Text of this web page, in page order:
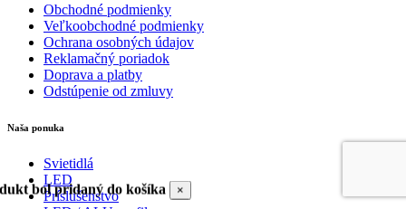
Obchodné podmienky
Veľkoobchodné podmienky
Ochrana osobných údajov
Reklamačný poriadok
Doprava a platby
Odstúpenie od zmluvy
Naša ponuka
Svietidlá
LED
Príslušenstvo
bol pridaný do košíka ×